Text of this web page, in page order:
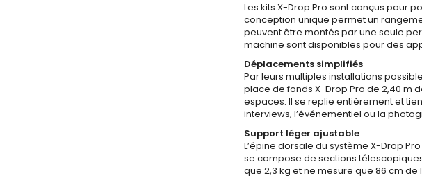
Les kits X-Drop Pro sont conçus pour
conception unique permet un
peuvent être montés par une seule
machine sont disponibles pour des
Déplacements simplifiés
Par leurs multiples installations
place de fonds X-Drop Pro de 2,40 m
espaces. Il se replie entièrement et
interviews, l’événementiel ou la
Support léger ajustable
L’épine dorsale du système X-Drop
se compose de sections
que 2,3 kg et ne mesure que 86 cm